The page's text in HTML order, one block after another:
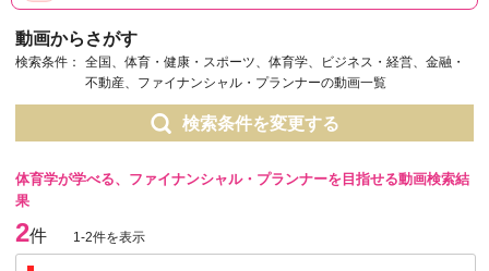
動画からさがす
検索条件：
全国、体育・健康・スポーツ、体育学、ビジネス・経営、金融・
不動産、ファイナンシャル・プランナーの動画一覧
検索条件を変更する
体育学が学べる、ファイナンシャル・プランナーを目指せる動画検索結
果
2件 1-2件を表示